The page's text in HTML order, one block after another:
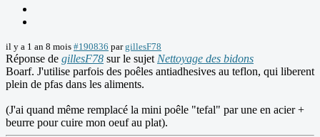
il y a 1 an 8 mois #190836 pargillesF78
Réponse de gillesF78 sur le sujet Nettoyage des bidons
Boarf. J'utilise parfois des poêles antiadhesives au teflon, qui liberent
plein de pfas dans les aliments.
(J'ai quand même remplacé la mini poêle "tefal" par une en acier +
beurre pour cuire mon oeuf au plat).